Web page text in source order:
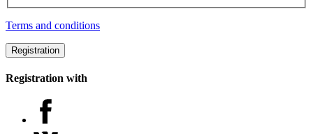
Terms and conditions
Registration
Registration with